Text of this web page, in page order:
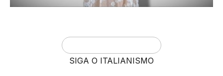
SIGA O ITALIANISMO